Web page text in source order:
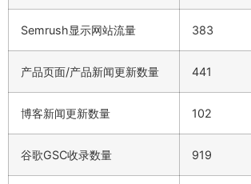
Semrush显示网站流量 383
产品页面/产品新闻更新数量 441
博客新闻更新数量 102
谷歌GSC收录数量 919